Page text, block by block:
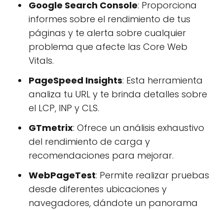
Google Search Console: Proporciona
informes sobre el rendimiento de tus
páginas y te alerta sobre cualquier
problema que afecte las Core Web
Vitals.
PageSpeed Insights: Esta herramienta
analiza tu URL y te brinda detalles sobre
el LCP, INP y CLS.
GTmetrix: Ofrece un análisis exhaustivo
del rendimiento de carga y
recomendaciones para mejorar.
WebPageTest: Permite realizar pruebas
desde diferentes ubicaciones y
navegadores, dándote un panorama